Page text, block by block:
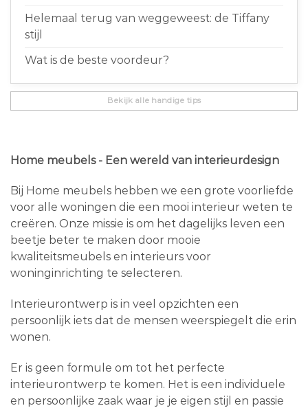
Helemaal terug van weggeweest: de Tiffany
stijl
Wat is de beste voordeur?
Bekijk alle handige tips
Home meubels - Een wereld van interieurdesign
Bij Home meubels hebben we een grote voorliefde
voor alle woningen die een mooi interieur weten te
creëren. Onze missie is om het dagelijks leven een
beetje beter te maken door mooie
kwaliteitsmeubels en interieurs voor
woninginrichting te selecteren.
Interieurontwerp is in veel opzichten een
persoonlijk iets dat de mensen weerspiegelt die erin
wonen.
Er is geen formule om tot het perfecte
interieurontwerp te komen. Het is een individuele
en persoonlijke zaak waar je je eigen stijl en passie